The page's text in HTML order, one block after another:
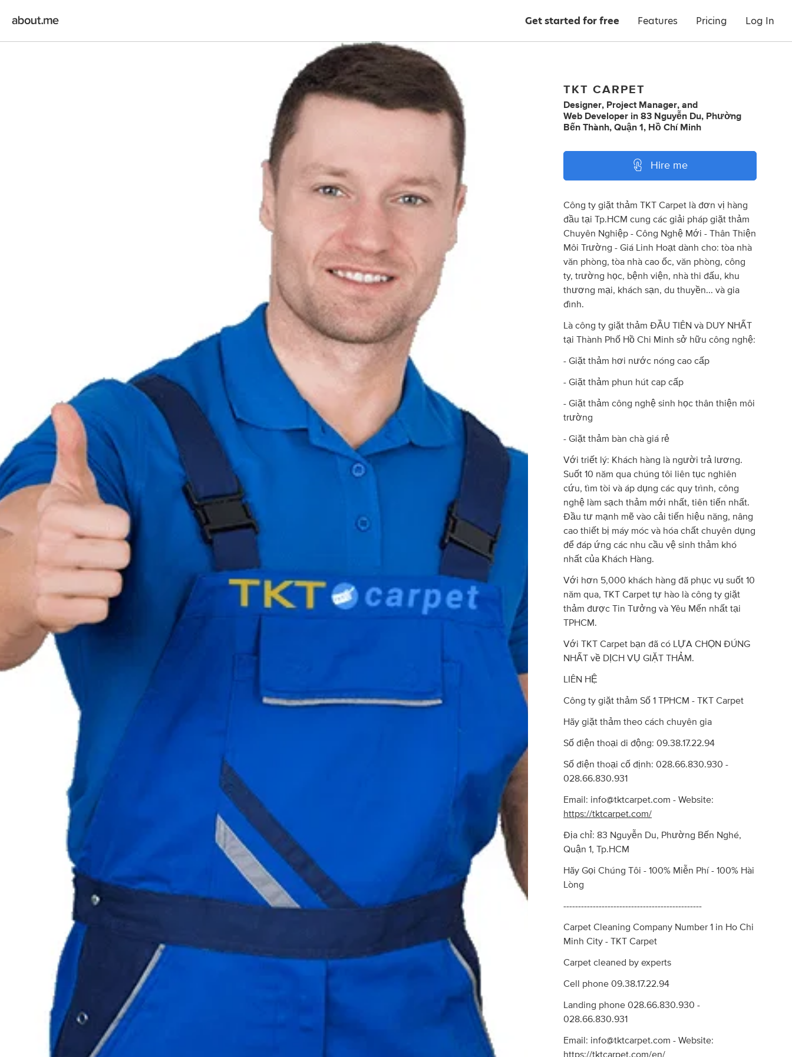
Get started for free Features Pricing Log In
TKT CARPET
Designer, Project Manager, and
Web Developer in83 Nguyễn Du, Phường
Bến Thành, Quận 1, Hồ Chí Minh
Hire me
Công ty giặt thảm TKT Carpet là đơn vị hàng
đầu tại Tp.HCM cung các giải pháp giặt thảm
Chuyên Nghiệp - Công Nghệ Mới - Thân Thiện
Môi Trường - Giá Linh Hoạt dành cho: tòa nhà
văn phòng, tòa nhà cao ốc, văn phòng, công
ty, trường học, bệnh viện, nhà thi đấu, khu
thương mại, khách sạn, du thuyền... và gia
đình.
Là công ty giặt thảm ĐẦU TIÊN và DUY NHẤT
tại Thành Phố Hồ Chi Minh sở hữu công nghệ:
- Giặt thảm hơi nước nóng cao cấp
- Giặt thảm phun hút cap cấp
- Giặt thảm công nghệ sinh học thân thiện môi
trường
- Giặt thảm bàn chà giá rẻ
Với triết lý: Khách hàng là người trả lương.
Suốt 10 năm qua chúng tôi liên tục nghiên
cứu, tìm tòi và áp dụng các quy trình, công
nghệ làm sạch thảm mới nhất, tiên tiến nhất.
Đầu tư mạnh mẽ vào cải tiến hiệu năng, nâng
cao thiết bị máy móc và hóa chất chuyên dụng
để đáp ứng các nhu cầu vệ sinh thảm khó
nhất của Khách Hàng.
Với hơn 5,000 khách hàng đã phục vụ suốt 10
năm qua, TKT Carpet tự hào là công ty giặt
thảm được Tin Tưởng và Yêu Mến nhất tại
TPHCM.
Với TKT Carpet bạn đã có LỰA CHỌN ĐÚNG
NHẤT về DỊCH VỤ GIẶT THẢM.
LIÊN HỆ
Công ty giặt thảm Số 1 TPHCM - TKT Carpet
Hãy giặt thảm theo cách chuyên gia
Số điện thoại di động: 09.38.17.22.94
Số điện thoại cố định: 028.66.830.930 -
028.66.830.931
Email: info@tktcarpet.com - Website:
https://tktcarpet.com/
Địa chỉ: 83 Nguyễn Du, Phường Bến Nghé,
Quận 1, Tp.HCM
Hãy Gọi Chúng Tôi - 100% Miễn Phí - 100% Hài
Lòng
-----------------------------------------------
Carpet Cleaning Company Number 1 in Ho Chi
Minh City - TKT Carpet
Carpet cleaned by experts
Cell phone 09.38.17.22.94
Landing phone 028.66.830.930 -
028.66.830.931
Email: info@tktcarpet.com - Website:
https://tktcarpet.com/en/